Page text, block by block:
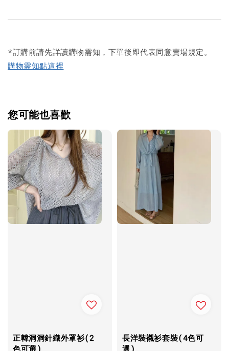
*訂購前請先詳讀購物需知，下單後即代表同意賣場規定。
購物需知點這裡
您可能也喜歡
正韓洞洞針織外罩衫(2
色可選)
長洋裝襯衫套裝(4色可
選)